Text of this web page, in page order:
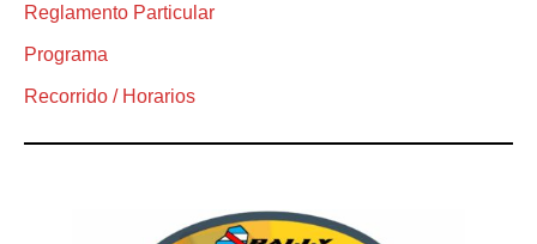
Reglamento Particular
Programa
Recorrido / Horarios